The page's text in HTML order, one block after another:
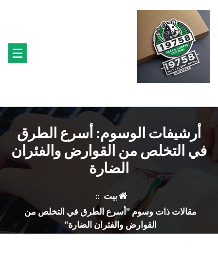
أرشيفات الوسوم: أسرع الطرق
في التخلص من القوارض والفئران
الضارة
بيت ::
مقالات ذات وسوم "أسرع الطرق في التخلص من
القوارض والفئران الضارة"